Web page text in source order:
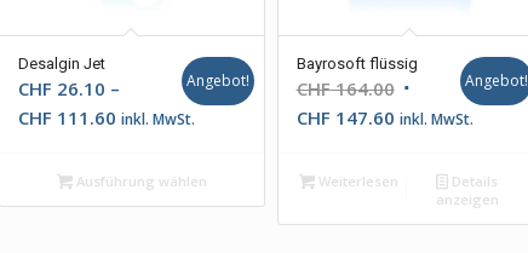
Desalgin Jet
CHF 26.10 –
CHF 111.60Preisspanne:
bis
CHF 111.60
inkl. MwSt.
Angebot!
Ausführung wählen
Bayrosoft flüssig
CHF164.00 Ursprünglicher
Preis
CHF 164.00
CHF 147.60Aktueller
ist:
CHF 147.60.
inkl. MwSt.
Angebot!
Weiterlesen
Details
anzeigen